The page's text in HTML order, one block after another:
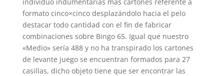
formato cinco×cinco desplazándolo hacia el pelo
destacar todo cantidad con el fin de fabricar
combinaciones sobre Bingo 65. Igual que nuestro
«Medio» serí­a 488 y no ha transpirado los cartones
de levante juego se encuentran formados para 27
casillas, dicho objeto tiene que ser encontrar las